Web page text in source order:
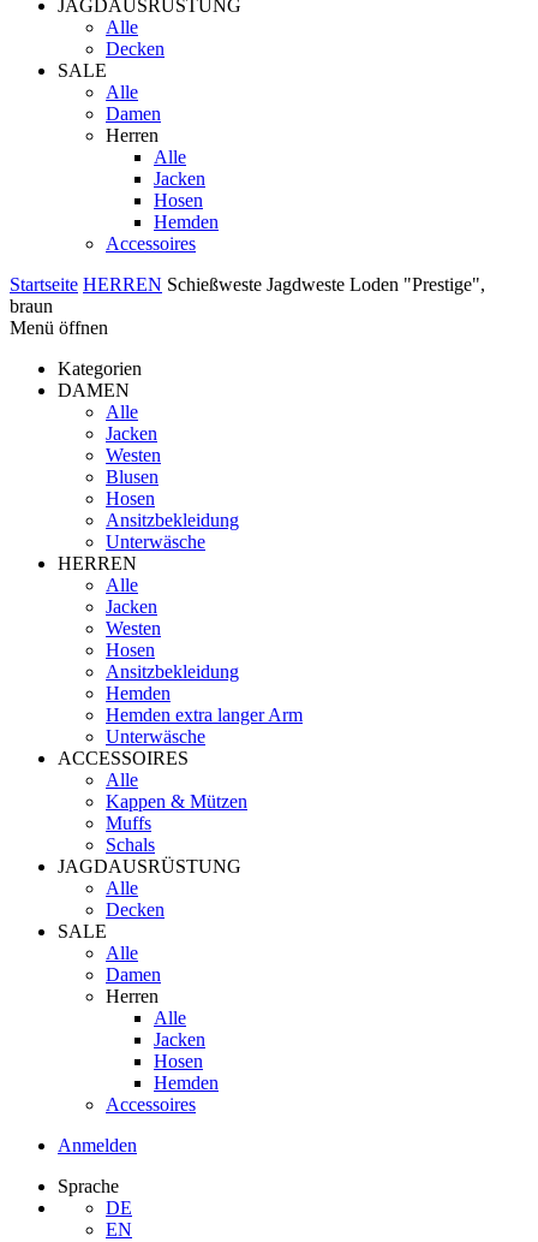
JAGDAUSRÜSTUNG
Alle
Decken
SALE
Alle
Damen
Herren
Alle
Jacken
Hosen
Hemden
Accessoires
Startseite HERREN Schießweste Jagdweste Loden "Prestige",
braun
Menü öffnen
Kategorien
DAMEN
Alle
Jacken
Westen
Blusen
Hosen
Ansitzbekleidung
Unterwäsche
HERREN
Alle
Jacken
Westen
Hosen
Ansitzbekleidung
Hemden
Hemden extra langer Arm
Unterwäsche
ACCESSOIRES
Alle
Kappen & Mützen
Muffs
Schals
JAGDAUSRÜSTUNG
Alle
Decken
SALE
Alle
Damen
Herren
Alle
Jacken
Hosen
Hemden
Accessoires
Anmelden
Sprache
DE
EN